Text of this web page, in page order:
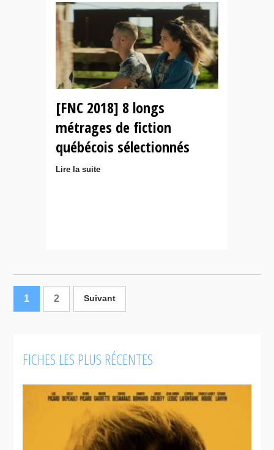
[FNC 2018] 8 longs
métrages de fiction
québécois sélectionnés
Lire la suite
1 2 Suivant
FICHES LES PLUS RÉCENTES